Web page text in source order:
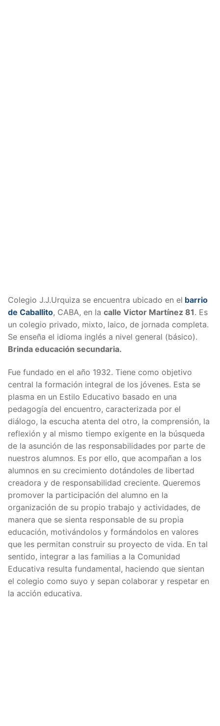
Colegio J.J.Urquiza se encuentra ubicado en el barrio
de Caballito, CABA, en la calle Victor Martínez 81. Es
un colegio privado, mixto, laico, de jornada completa.
Se enseña el idioma inglés a nivel general (básico).
Brinda educación secundaria.
Fue fundado en el año 1932. Tiene como objetivo
central la formación integral de los jóvenes. Esta se
plasma en un Estilo Educativo basado en una
pedagogía del encuentro, caracterizada por el
diálogo, la escucha atenta del otro, la comprensión, la
reflexión y al mismo tiempo exigente en la búsqueda
de la asunción de las responsabilidades por parte de
nuestros alumnos. Es por ello, que acompañan a los
alumnos en su crecimiento dotándoles de libertad
creadora y de responsabilidad creciente. Queremos
promover la participación del alumno en la
organización de su propio trabajo y actividades, de
manera que se sienta responsable de su propia
educación, motivándolos y formándolos en valores
que les permitan construir su proyecto de vida. En tal
sentido, integrar a las familias a la Comunidad
Educativa resulta fundamental, haciendo que sientan
el colegio como suyo y sepan colaborar y respetar en
la acción educativa.